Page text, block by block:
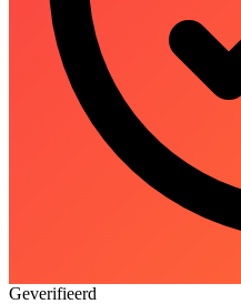
Geverifieerd